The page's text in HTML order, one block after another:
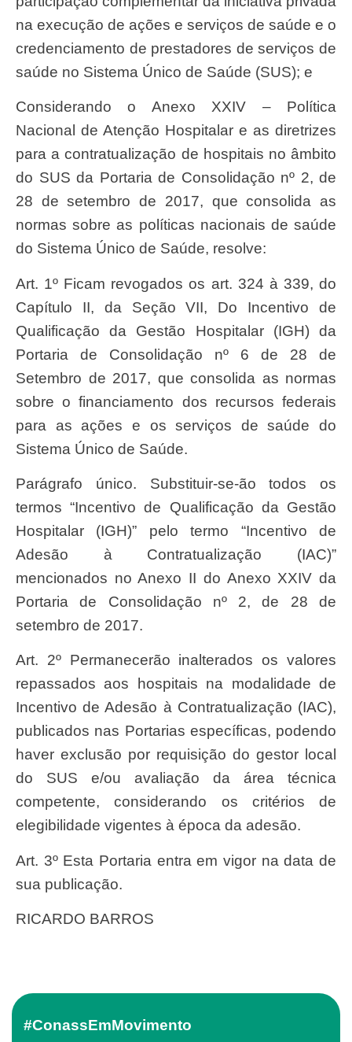
na execução de ações e serviços de saúde e o
credenciamento de prestadores de serviços de
saúde no Sistema Único de Saúde (SUS); e
Considerando o Anexo XXIV – Política
Nacional de Atenção Hospitalar e as diretrizes
para a contratualização de hospitais no âmbito
do SUS da Portaria de Consolidação nº 2, de
28 de setembro de 2017, que consolida as
normas sobre as políticas nacionais de saúde
do Sistema Único de Saúde, resolve:
Art. 1º Ficam revogados os art. 324 à 339, do
Capítulo II, da Seção VII, Do Incentivo de
Qualificação da Gestão Hospitalar (IGH) da
Portaria de Consolidação nº 6 de 28 de
Setembro de 2017, que consolida as normas
sobre o financiamento dos recursos federais
para as ações e os serviços de saúde do
Sistema Único de Saúde.
Parágrafo único. Substituir-se-ão todos os
termos “Incentivo de Qualificação da Gestão
Hospitalar (IGH)” pelo termo “Incentivo de
Adesão à Contratualização (IAC)”
mencionados no Anexo II do Anexo XXIV da
Portaria de Consolidação nº 2, de 28 de
setembro de 2017.
Art. 2º Permanecerão inalterados os valores
repassados aos hospitais na modalidade de
Incentivo de Adesão à Contratualização (IAC),
publicados nas Portarias específicas, podendo
haver exclusão por requisição do gestor local
do SUS e/ou avaliação da área técnica
competente, considerando os critérios de
elegibilidade vigentes à época da adesão.
Art. 3º Esta Portaria entra em vigor na data de
sua publicação.
RICARDO BARROS
#ConassEmMovimento